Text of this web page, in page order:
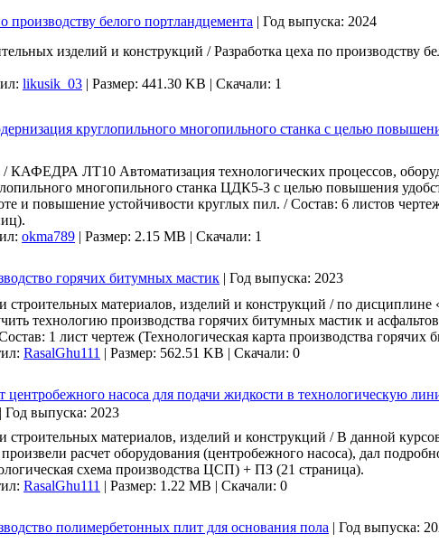
производству белого портландцемента | Год выпуска: 2024
изделий и конструкций / Разработка цеха по производству
likusik_03 | Размер: 441.30 KB | Скачали: 1
круглопильного многопильного станка с целью
ЛТ10 Автоматизация технологических процессов,
многопильного станка ЦДК5-3 с целью повышения
и повышение устойчивости круглых пил. / Состав: 6 листов
okma789 | Размер: 2.15 MB | Скачали: 1
горячих битумных мастик | Год выпуска: 2023
материалов, изделий и конструкций / по дисциплине
технологию производства горячих битумных мастик и
1 лист чертеж (Технологическая карта производства
RasalGhu111 | Размер: 562.51 KB | Скачали: 0
центробежного насоса для подачи жидкости в технологическую
| Год выпуска: 2023
материалов, изделий и конструкций / В данной
расчет оборудования (центробежного насоса), дал
схема производства ЦСП) + ПЗ (21 страница).
RasalGhu111 | Размер: 1.22 MB | Скачали: 0
полимербетонных плит для основания пола | Год выпуска: